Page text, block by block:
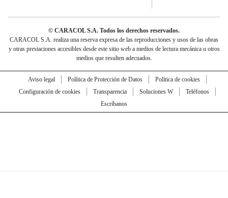
© CARACOL S.A. Todos los derechos reservados.
CARACOL S.A. realiza una reserva expresa de las reproducciones y usos de las obras
y otras prestaciones accesibles desde este sitio web a medios de lectura mecánica u otros
medios que resulten adecuados.
Aviso legal Política de Protección de Datos
Política de cookies
Configuración de cookies
Transparencia Soluciones W
Teléfonos
Escríbanos